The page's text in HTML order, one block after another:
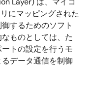
にマッピングされた
するためのソフト
ものとしては、た
トの設定を行うモ
データ通信を制御